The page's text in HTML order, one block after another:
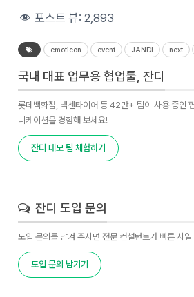
포스트 뷰:2,893
emoticon event JANDI next
국내 대표 업무용 협업툴, 잔디
롯데백화점, 넥센타이어 등 42만+ 팀이 사용 중인
니케이션을 경험해 보세요!
잔디 데모 팀 체험하기
잔디 도입 문의
도입 문의를 남겨 주시면 전문 컨설턴트가 빠른 시
도입 문의 남기기